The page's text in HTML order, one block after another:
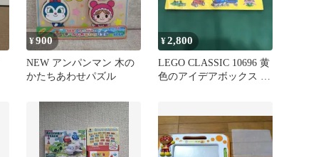
¥900
NEW アンパンマン 木の
かたちあわせパズル
¥2,800
LEGO CLASSIC 10696 黄
色のアイデアボックス ＜